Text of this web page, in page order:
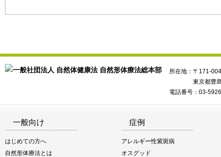
所在地：〒171-
東京都豊
電話番号：03-
一般向け
はじめての方へ
自然形体療法とは
症例
アレルギー性紫斑病
オスグッド